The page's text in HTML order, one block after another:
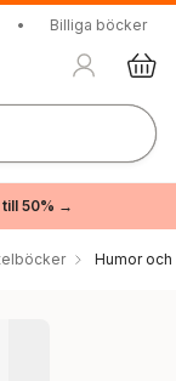
• Billiga böcker
till 50% →
Humor